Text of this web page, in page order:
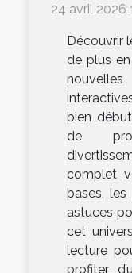
24 avril 2026
Découvrir
de plus en
bien
de
complet
bases,
astuces
cet
lecture
profiter